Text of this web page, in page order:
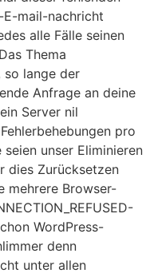
E-mail-nachricht
alle Fälle seinen
Thema
so lange der
Anfrage an deine
Server nil
pro
unser Eliminieren
dies Zurücksetzen
mehrere Browser-
WordPress-
denn
unter allen